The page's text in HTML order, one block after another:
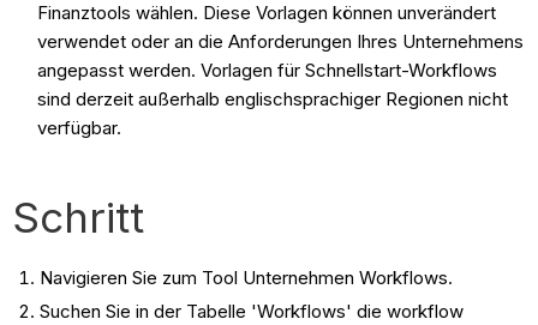
Finanztools wählen. Diese Vorlagen können unverändert
verwendet oder an die Anforderungen Ihres Unternehmens
angepasst werden. Vorlagen für Schnellstart-Workflows
sind derzeit außerhalb englischsprachiger Regionen nicht
verfügbar.
Schritt
Navigieren Sie zum Tool Unternehmen Workflows.
Suchen Sie in der Tabelle 'Workflows' die workflow